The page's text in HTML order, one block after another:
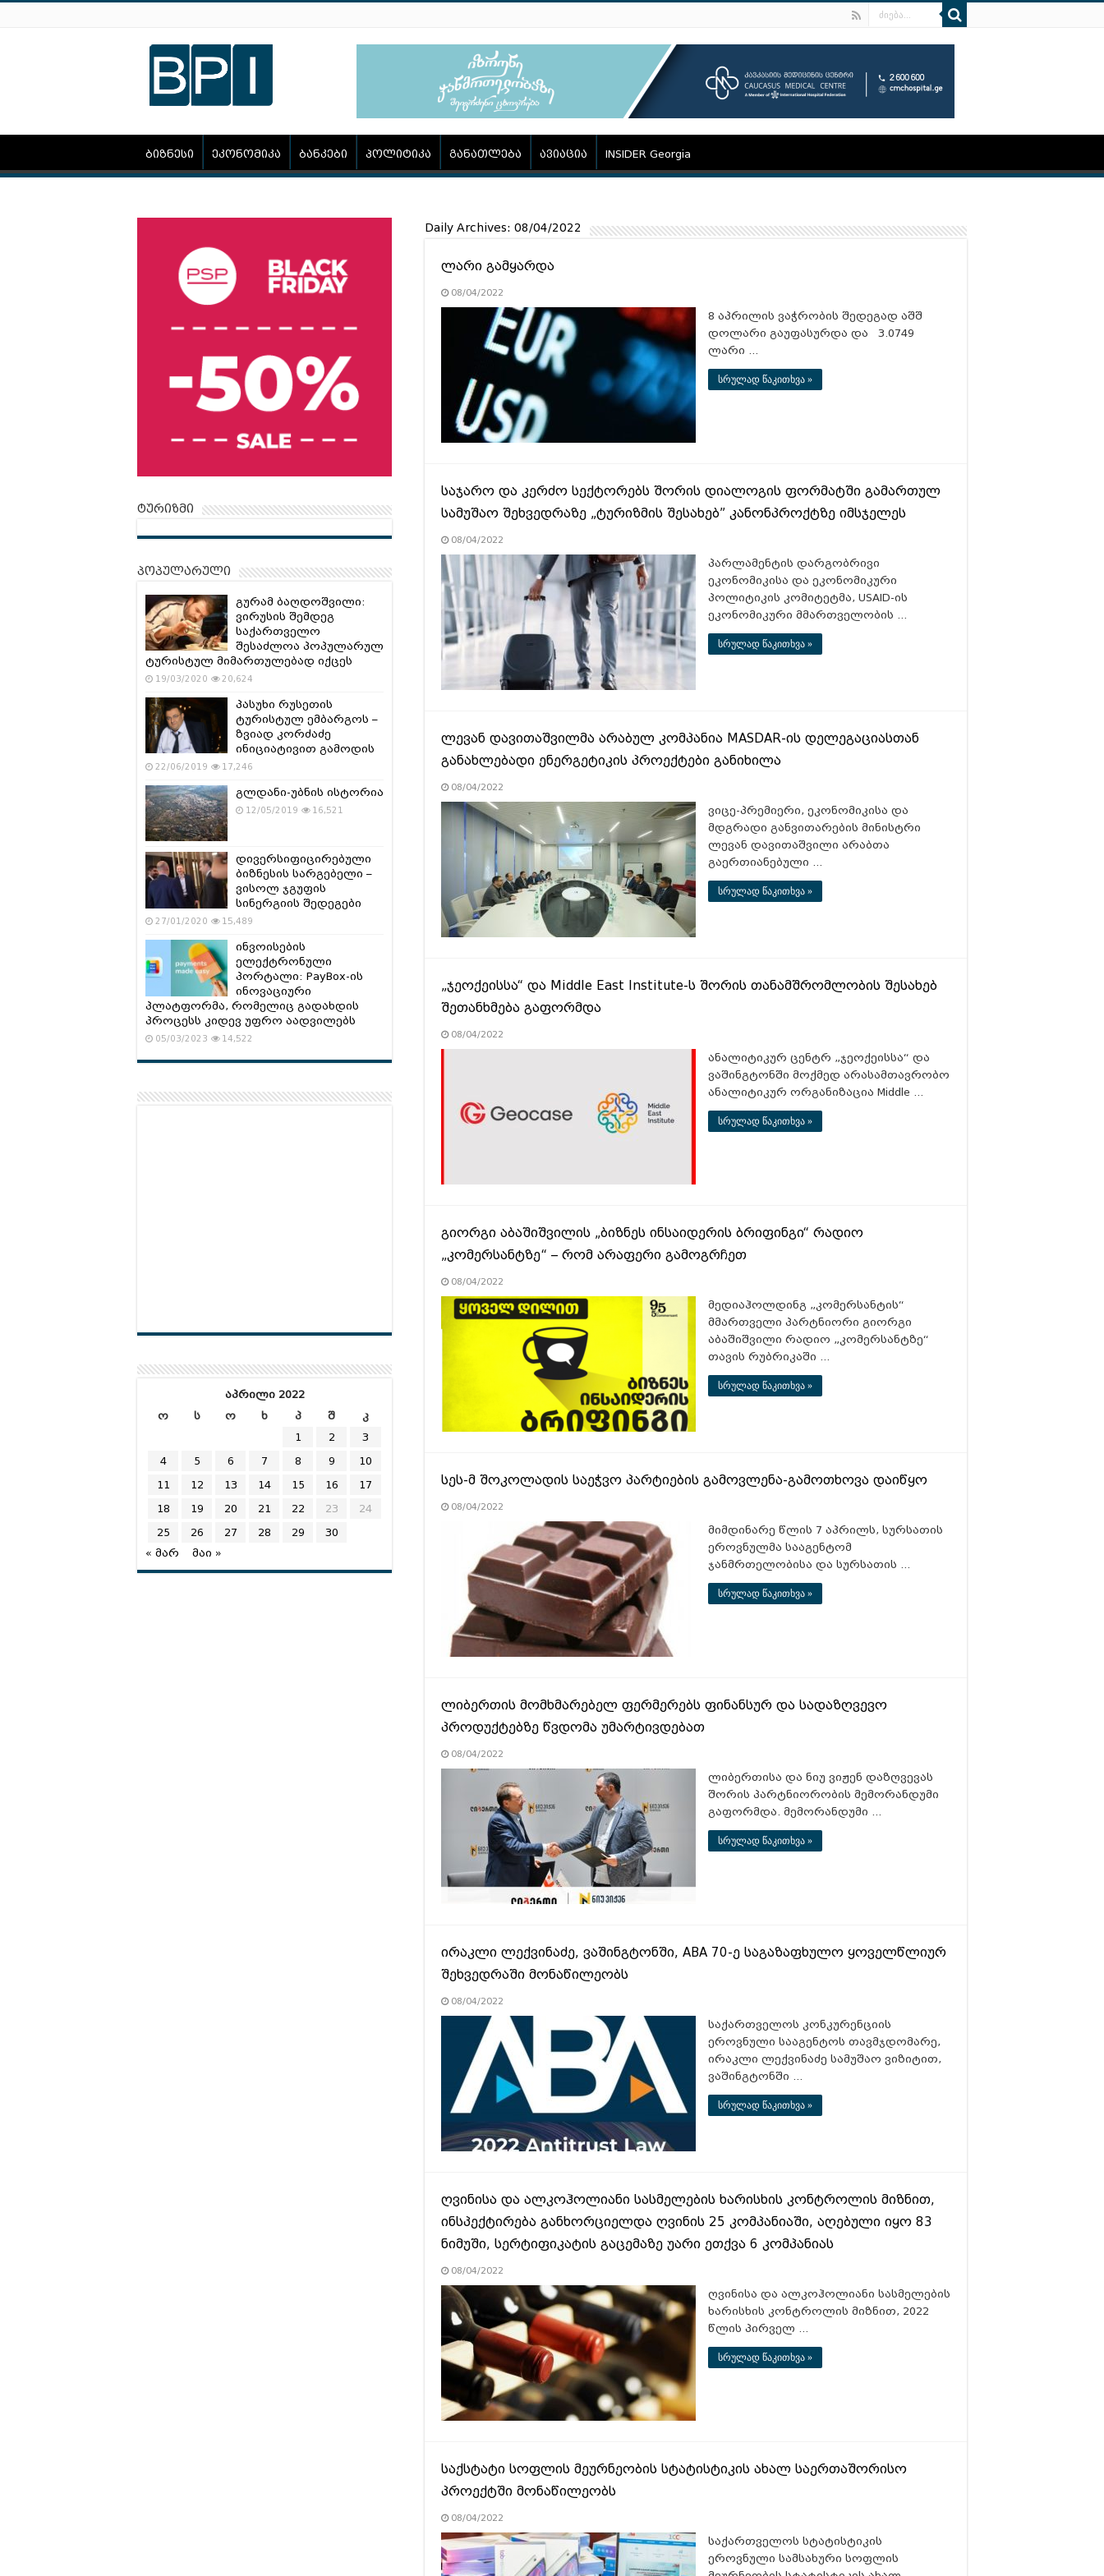
ბიზნესი ეკონომიკა ბანკები პოლიტიკა განათლება ავიაცია INSIDER Georgia
Daily Archives: 08/04/2022
ლარი გამყარდა
08/04/2022
8 აპრილის ვაჭრობის შედეგად აშშ
დოლარი გაუფასურდა და 3.0749
ლარი …
სრულად წაკითხვა »
საჯარო და კერძო სექტორებს შორის დიალოგის ფორმატში გამართულ
სამუშაო შეხვედრაზე „ტურიზმის შესახებ” კანონპროქტზე იმსჯელეს
08/04/2022
პარლამენტის დარგობრივი
ეკონომიკისა და ეკონომიკური
პოლიტიკის კომიტეტმა, USAID-ის
ეკონომიკური მმართველობის …
სრულად წაკითხვა »
ლევან დავითაშვილმა არაბულ კომპანია MASDAR-ის დელეგაციასთან
განახლებადი ენერგეტიკის პროექტები განიხილა
08/04/2022
ვიცე-პრემიერი, ეკონომიკისა და
მდგრადი განვითარების მინისტრი
ლევან დავითაშვილი არაბთა
გაერთიანებული …
სრულად წაკითხვა »
„ჯეოქეისსა“ და Middle East Institute-ს შორის თანამშრომლობის შესახებ
შეთანხმება გაფორმდა
08/04/2022
ანალიტიკურ ცენტრ „ჯეოქეისსა“ და
ვაშინგტონში მოქმედ არასამთავრობო
ანალიტიკურ ორგანიზაცია Middle …
სრულად წაკითხვა »
გიორგი აბაშიშვილის „ბიზნეს ინსაიდერის ბრიფინგი“ რადიო
„კომერსანტზე“ – რომ არაფერი გამოგრჩეთ
08/04/2022
მედიაჰოლდინგ „კომერსანტის“
მმართველი პარტნიორი გიორგი
აბაშიშვილი რადიო „კომერსანტზე“
თავის რუბრიკაში …
სრულად წაკითხვა »
სეს-მ შოკოლადის საეჭვო პარტიების გამოვლენა-გამოთხოვა დაიწყო
08/04/2022
მიმდინარე წლის 7 აპრილს, სურსათის
ეროვნულმა სააგენტომ
ჯანმრთელობისა და სურსათის …
სრულად წაკითხვა »
ლიბერთის მომხმარებელ ფერმერებს ფინანსურ და სადაზღვევო
პროდუქტებზე წვდომა უმარტივდებათ
08/04/2022
ლიბერთისა და ნიუ ვიჟენ დაზღვევას
შორის პარტნიორობის მემორანდუმი
გაფორმდა. მემორანდუმი …
სრულად წაკითხვა »
ირაკლი ლექვინაძე, ვაშინგტონში, ABA 70-ე საგაზაფხულო ყოველწლიურ
შეხვედრაში მონაწილეობს
08/04/2022
საქართველოს კონკურენციის
ეროვნული სააგენტოს თავმჯდომარე,
ირაკლი ლექვინაძე სამუშაო ვიზიტით,
ვაშინგტონში …
სრულად წაკითხვა »
ღვინისა და ალკოჰოლიანი სასმელების ხარისხის კონტროლის მიზნით,
ინსპექტირება განხორციელდა ღვინის 25 კომპანიაში, აღებული იყო 83
ნიმუში, სერტიფიკატის გაცემაზე უარი ეთქვა 6 კომპანიას
08/04/2022
ღვინისა და ალკოჰოლიანი სასმელების
ხარისხის კონტროლის მიზნით, 2022
წლის პირველ …
სრულად წაკითხვა »
საქსტატი სოფლის მეურნეობის სტატისტიკის ახალ საერთაშორისო
პროექტში მონაწილეობს
08/04/2022
საქართველოს სტატისტიკის
ეროვნული სამსახური სოფლის
ტურიზმი
პოპულარული
გურამ ბაღდოშვილი:
ვირუსის შემდეგ
საქართველო
შესაძლოა პოპულარულ
ტურისტულ მიმართულებად იქცეს
19/03/2020 20,624
პასუხი რუსეთის
ტურისტულ ემბარგოს –
ზვიად კორძაძე
ინიციატივით გამოდის
22/06/2019 17,246
გლდანი-უბნის ისტორია
12/05/2019 16,521
დივერსიფიცირებული
ბიზნესის სარგებელი –
ვისოლ ჯგუფის
სინერგიის შედეგები
27/01/2020 15,489
ინვოისების
ელექტრონული
პორტალი: PayBox-ის
ინოვაციური
პლატფორმა, რომელიც გადახდის
პროცესს კიდევ უფრო აადვილებს
05/03/2023 14,522
აპრილი 2022
ო
ს ო ხ პ შ
კ
1
2
3
4
5 6 7 8 9
10
11
12 13 14 15 16
17
18
19 20 21 22 23
24
25
26 27 28 29
30
« მარ
მაი »